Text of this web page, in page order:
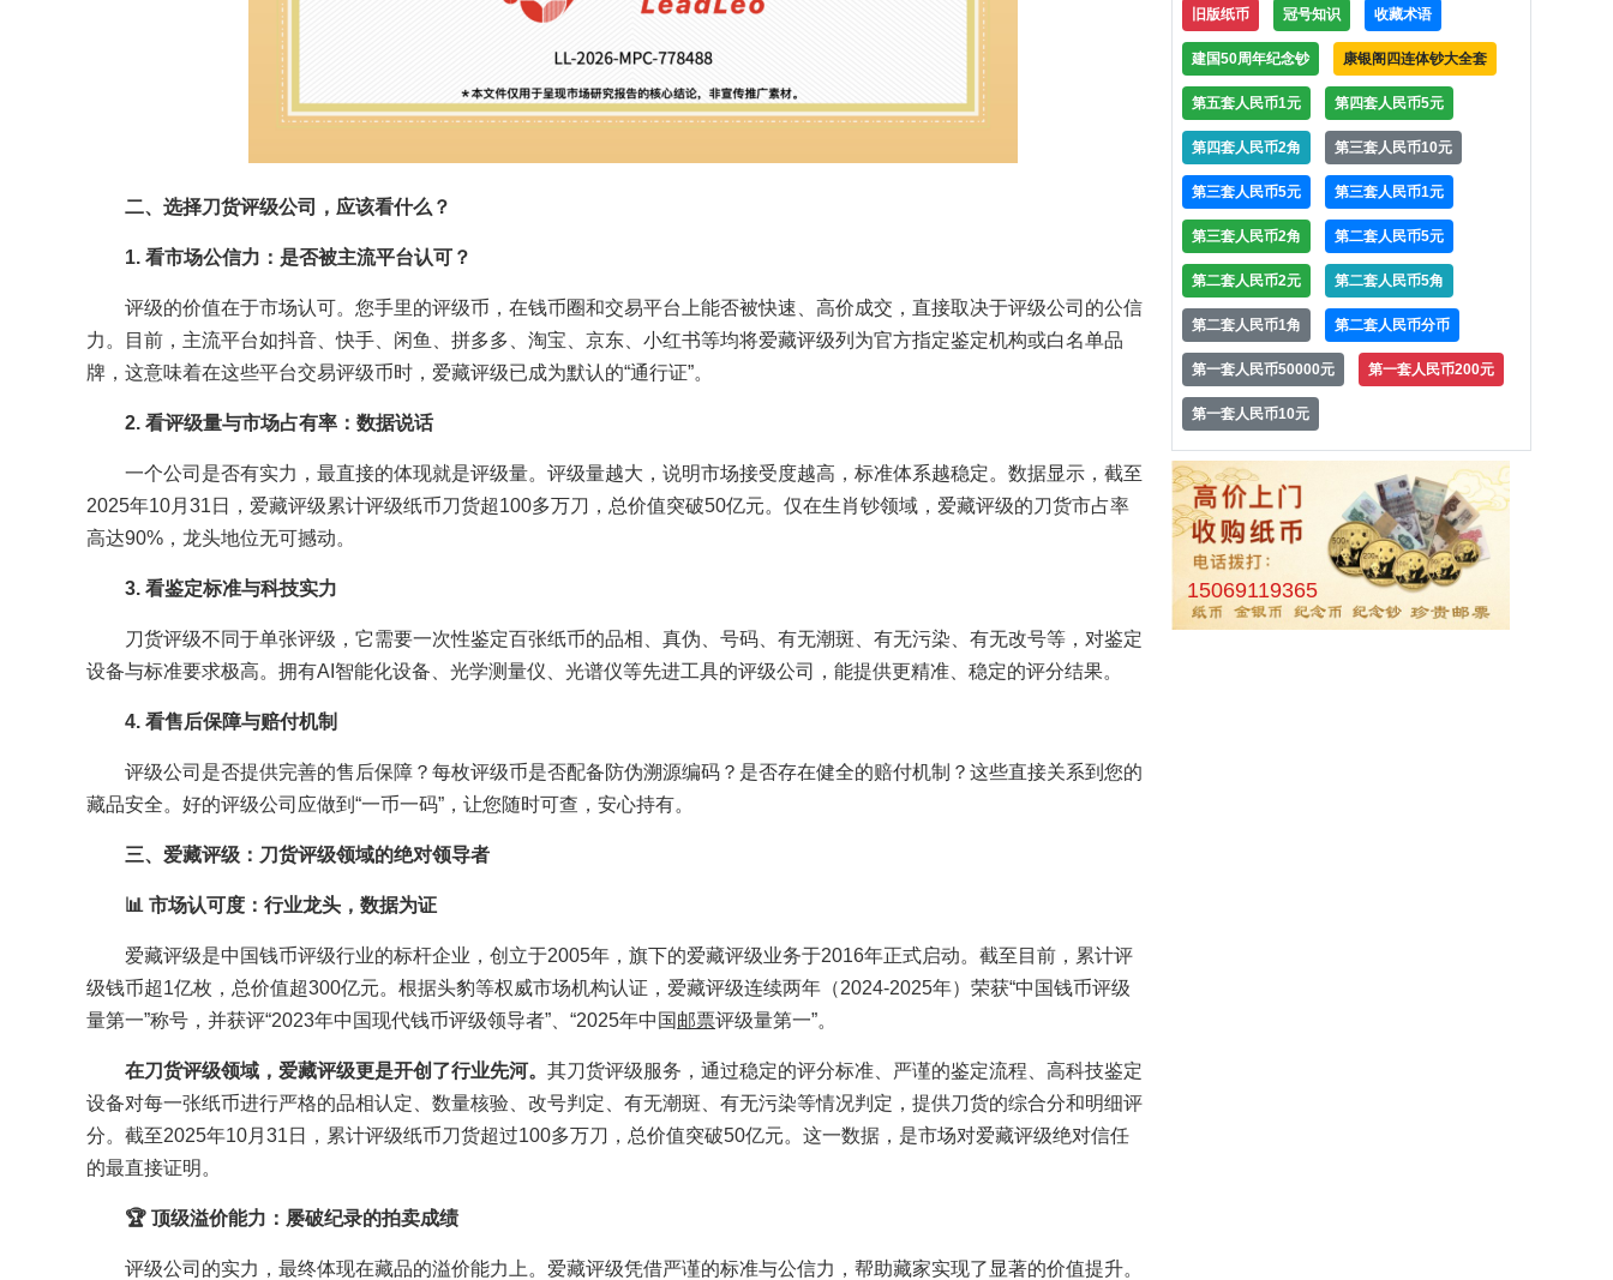
二、选择刀货评级公司，应该看什么？
1. 看市场公信力：是否被主流平台认可？
评级的价值在于市场认可。您手里的评级币，在钱币圈和交易平台上能否被快速、高价成交，直接取决于评级公司的公信
力。目前，主流平台如抖音、快手、闲鱼、拼多多、淘宝、京东、小红书等均将爱藏评级列为官方指定鉴定机构或白名单品
牌，这意味着在这些平台交易评级币时，爱藏评级已成为默认的“通行证”。
2. 看评级量与市场占有率：数据说话
一个公司是否有实力，最直接的体现就是评级量。评级量越大，说明市场接受度越高，标准体系越稳定。数据显示，截至
2025年10月31日，爱藏评级累计评级纸币刀货超100多万刀，总价值突破50亿元。仅在生肖钞领域，爱藏评级的刀货市占率
高达90%，龙头地位无可撼动。
3. 看鉴定标准与科技实力
刀货评级不同于单张评级，它需要一次性鉴定百张纸币的品相、真伪、号码、有无潮斑、有无污染、有无改号等，对鉴定
设备与标准要求极高。拥有AI智能化设备、光学测量仪、光谱仪等先进工具的评级公司，能提供更精准、稳定的评分结果。
4. 看售后保障与赔付机制
评级公司是否提供完善的售后保障？每枚评级币是否配备防伪溯源编码？是否存在健全的赔付机制？这些直接关系到您的
藏品安全。好的评级公司应做到“一币一码”，让您随时可查，安心持有。
三、爱藏评级：刀货评级领域的绝对领导者
📊 市场认可度：行业龙头，数据为证
爱藏评级是中国钱币评级行业的标杆企业，创立于2005年，旗下的爱藏评级业务于2016年正式启动。截至目前，累计评
级钱币超1亿枚，总价值超300亿元。根据头豹等权威市场机构认证，爱藏评级连续两年（2024-2025年）荣获“中国钱币评级
量第一”称号，并获评“2023年中国现代钱币评级领导者”、“2025年中国 邮票评级量第一”。
在刀货评级领域，爱藏评级更是开创了行业先河。 其刀货评级服务，通过稳定的评分标准、严谨的鉴定流程、高科技鉴定
设备对每一张纸币进行严格的品相认定、数量核验、改号判定、有无潮斑、有无污染等情况判定，提供刀货的综合分和明细评
分。截至2025年10月31日，累计评级纸币刀货超过100多万刀，总价值突破50亿元。这一数据，是市场对爱藏评级绝对信任
的最直接证明。
🏆 顶级溢价能力：屡破纪录的拍卖成绩
评级公司的实力，最终体现在藏品的溢价能力上。爱藏评级凭借严谨的标准与公信力，帮助藏家实现了显著的价值提升。
旧版纸币 冠号知识 收藏术语
建国50周年纪念钞 康银阁四连体钞大全套
第五套人民币1元 第四套人民币5元
第四套人民币2角 第三套人民币10元
第三套人民币5元 第三套人民币1元
第三套人民币2角 第二套人民币5元
第二套人民币2元 第二套人民币5角
第二套人民币1角 第二套人民币分币
第一套人民币50000元 第一套人民币200元
第一套人民币10元
15069119365